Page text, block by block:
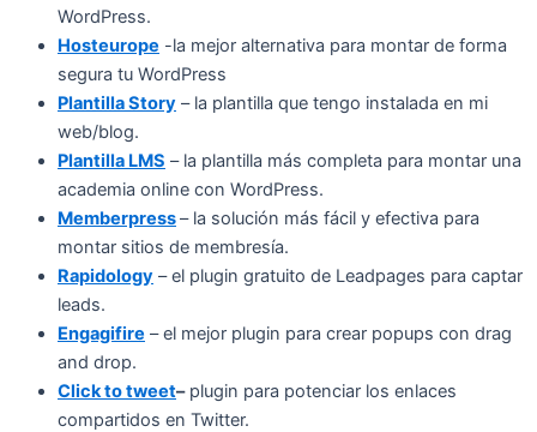
WordPress.
Hosteurope -la mejor alternativa para montar de forma
segura tu WordPress
Plantilla Story – la plantilla que tengo instalada en mi
web/blog.
Plantilla LMS – la plantilla más completa para montar una
academia online con WordPress.
Memberpress– la solución más fácil y efectiva para
montar sitios de membresía.
Rapidology – el plugin gratuito de Leadpages para captar
leads.
Engagifire – el mejor plugin para crear popups con drag
and drop.
Click to tweet–plugin para potenciar los enlaces
compartidos en Twitter.